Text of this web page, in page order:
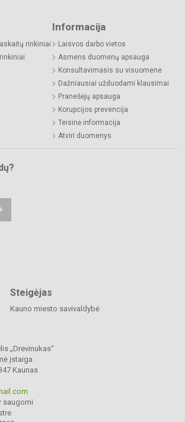
rinkiniai
Informacija
Laisvos darbo vietos
Asmens duomenų apsauga
Konsultavimasis su visuomene
Dažniausiai užduodami klausimai
Pranešėjų apsauga
Korupcijos prevencija
Teisinė informacija
Atviri duomenys
Steigėjas
Kauno miesto savivaldybė
„Drevinukas“
įstaiga
Kaunas
saugomi